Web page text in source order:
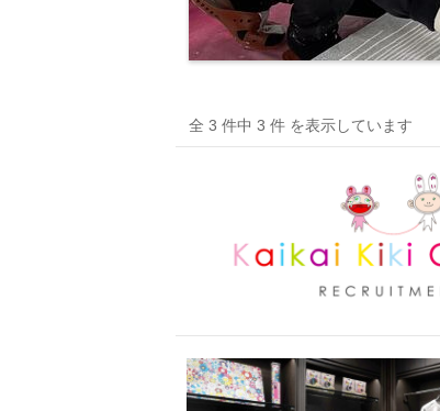
全 3 件中 3 件 を表示しています